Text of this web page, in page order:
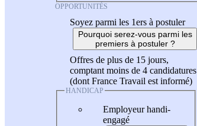
OPPORTUNITÉS
Soyez parmi les 1ers à postuler
Pourquoi serez-vous parmi les
premiers à postuler ?
Offres de plus de 15 jours,
comptant moins de 4 candidatures
(dont France Travail est informé)
HANDICAP
Employeur handi-
engagé